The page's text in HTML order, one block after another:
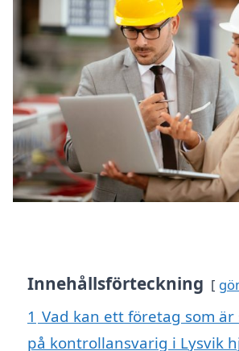
Innehållsförteckning
1 Vad kan ett företag som
på kontrollansvarig i Lysvik